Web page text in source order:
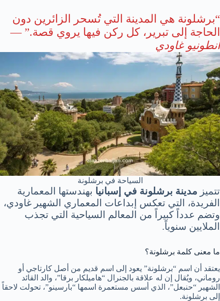
“برشلونة هي المدينة التي تُسحر الزائرين دون
الحاجة إلى تبرير، كل ركن فيها يروي قصة.” —
أنطونيو غاودي
السياحة في برشلونة
تتميز مدينة برشلونة في إسبانيا بهندستها المعمارية
الفريدة، التي تعكس إبداعات المعماري الشهير غاودي،
وتضم عدداً كبيراً من المعالم السياحية التي تجذب
الملايين سنوياً.
ما معنى كلمة برشلونة؟
يعتقد أن اسم “برشلونة” يعود إلى اسم قديم من أصل كارتاجي أو
روماني، ويُقال إن له علاقة بالجنرال “هاميلكار برقا”، والد القائد
الشهير “حنبعل”، الذي أسس مستعمرة اسمها “بارسينو”، تحولت لاحقاً
إلى برشلونة.